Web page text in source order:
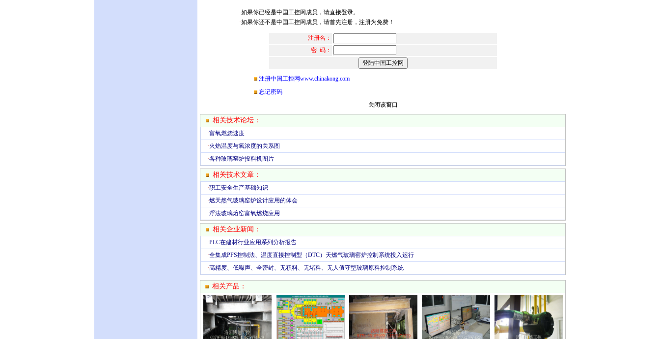
·如果你已经是中国工控网成员，请直接登录。
·如果你还不是中国工控网成员，请首先注册，注册为免费！
注册名：
密 码：
注册中国工控网www.chinakong.com
忘记密码
关闭该窗口
相关技术论坛：
·富氧燃烧速度
·火焰温度与氧浓度的关系图
·各种玻璃窑炉投料机图片
相关技术文章：
·职工安全生产基础知识
·燃天然气玻璃窑炉设计应用的体会
·浮法玻璃熔窑富氧燃烧应用
相关企业新闻：
·PLC在建材行业应用系列分析报告
·全集成PFS控制法、温度直接控制型（DTC）天燃气玻璃窑炉控制系统投入运行
·高精度、低噪声、全密封、无积料、无堵料、无人值守型玻璃原料控制系统
相关产品：